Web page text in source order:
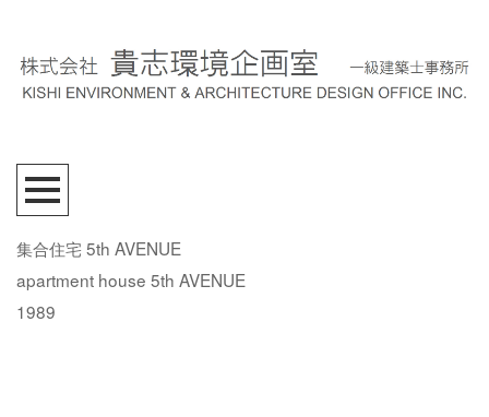
集合住宅 5th AVENUE
apartment house 5th AVENUE
1989